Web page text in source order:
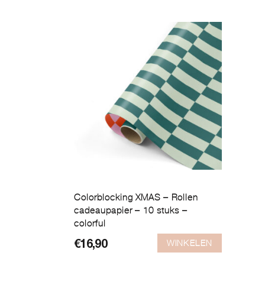
Colorblocking XMAS – Rollen
cadeaupapier – 10 stuks –
colorful
€16,90 WINKELEN